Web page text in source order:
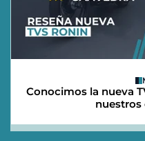
Conocimos la nueva
nuestros